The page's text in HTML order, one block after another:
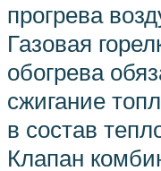
прогрева
Газовая
обогрева
сжигание
в состав
Клапан